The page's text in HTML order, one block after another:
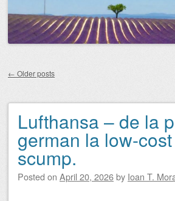
← Older posts
Lufthansa – de la
german la low-
scump.
Posted on April 20, 2026by Ioan T.